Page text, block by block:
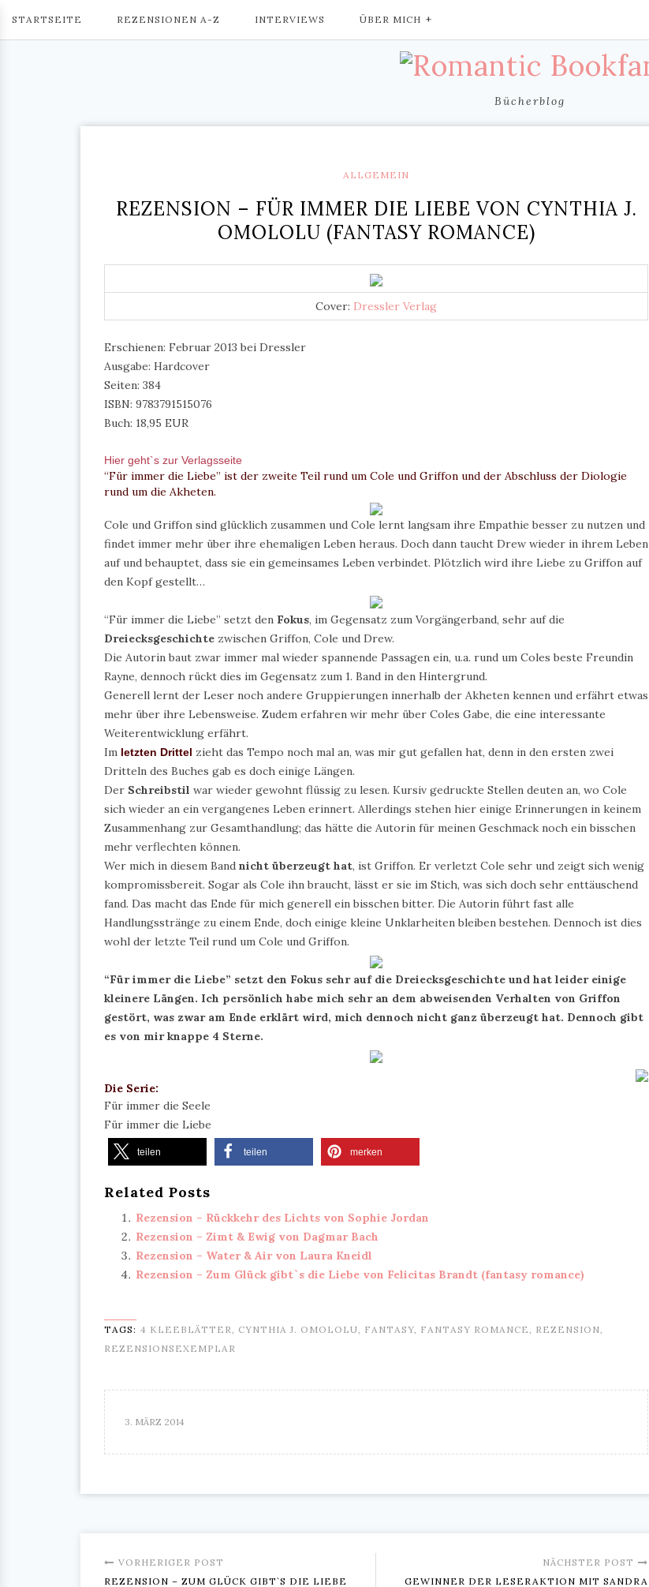
STARTSEITE REZENSIONEN A-Z INTERVIEWS ÜBER MICH
Bücherblog
ALLGEMEIN
REZENSION – FÜR IMMER DIE LIEBE VON CYNTHIA J.
OMOLOLU (FANTASY ROMANCE)
Cover: Dressler Verlag
Erschienen: Februar 2013 bei Dressler
Ausgabe: Hardcover
Seiten: 384
ISBN: 9783791515076
Buch: 18,95 EUR
Hier geht`s zur Verlagsseite
“Für immer die Liebe” ist der zweite Teil rund um Cole und Griffon und der Abschluss der Diologie
rund um die Akheten.
Cole und Griffon sind glücklich zusammen und Cole lernt langsam ihre Empathie besser zu nutzen und
findet immer mehr über ihre ehemaligen Leben heraus. Doch dann taucht Drew wieder in ihrem Leben
auf und behauptet, dass sie ein gemeinsames Leben verbindet. Plötzlich wird ihre Liebe zu Griffon auf
den Kopf gestellt…
“Für immer die Liebe” setzt den Fokus, im Gegensatz zum Vorgängerband, sehr auf die
Dreiecksgeschichte zwischen Griffon, Cole und Drew.
Die Autorin baut zwar immer mal wieder spannende Passagen ein, u.a. rund um Coles beste Freundin
Rayne, dennoch rückt dies im Gegensatz zum 1. Band in den Hintergrund.
Generell lernt der Leser noch andere Gruppierungen innerhalb der Akheten kennen und erfährt etwas
mehr über ihre Lebensweise. Zudem erfahren wir mehr über Coles Gabe, die eine interessante
Weiterentwicklung erfährt.
Im letzten Drittel zieht das Tempo noch mal an, was mir gut gefallen hat, denn in den ersten zwei
Dritteln des Buches gab es doch einige Längen.
Der Schreibstil war wieder gewohnt flüssig zu lesen. Kursiv gedruckte Stellen deuten an, wo Cole
sich wieder an ein vergangenes Leben erinnert. Allerdings stehen hier einige Erinnerungen in keinem
Zusammenhang zur Gesamthandlung; das hätte die Autorin für meinen Geschmack noch ein bisschen
mehr verflechten können.
Wer mich in diesem Band nicht überzeugt hat, ist Griffon. Er verletzt Cole sehr und zeigt sich wenig
kompromissbereit. Sogar als Cole ihn braucht, lässt er sie im Stich, was sich doch sehr enttäuschend
fand. Das macht das Ende für mich generell ein bisschen bitter. Die Autorin führt fast alle
Handlungsstränge zu einem Ende, doch einige kleine Unklarheiten bleiben bestehen. Dennoch ist dies
wohl der letzte Teil rund um Cole und Griffon.
“Für immer die Liebe” setzt den Fokus sehr auf die Dreiecksgeschichte und hat leider einige
kleinere Längen. Ich persönlich habe mich sehr an dem abweisenden Verhalten von Griffon
gestört, was zwar am Ende erklärt wird, mich dennoch nicht ganz überzeugt hat. Dennoch gibt
es von mir knappe 4 Sterne.
Die Serie:
Für immer die Seele
Für immer die Liebe
teilen teilen merken
Related Posts
Rezension – Rückkehr des Lichts von Sophie Jordan
Rezension – Zimt & Ewig von Dagmar Bach
Rezension – Water & Air von Laura Kneidl
Rezension – Zum Glück gibt`s die Liebe von Felicitas Brandt (fantasy romance)
TAGS: 4 KLEEBLÄTTER, CYNTHIA J. OMOLOLU, FANTASY, FANTASY ROMANCE, REZENSION,
REZENSIONSEXEMPLAR
3. MÄRZ 2014
VORHERIGER POST
REZENSION – ZUM GLÜCK GIBT`S DIE LIEBE
NÄCHSTER POST
GEWINNER DER LESERAKTION MIT SANDRA